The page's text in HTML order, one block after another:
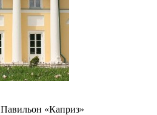
Павильон «Каприз»